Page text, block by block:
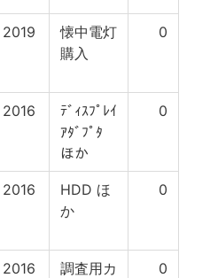
2019
懐中電灯
購入
0
2016
ﾃﾞｨｽﾌﾟﾚｲ
ｱﾀﾞﾌﾟﾀ
ほか
0
2016
HDD ほ
か
0
2016
調査用カ
0